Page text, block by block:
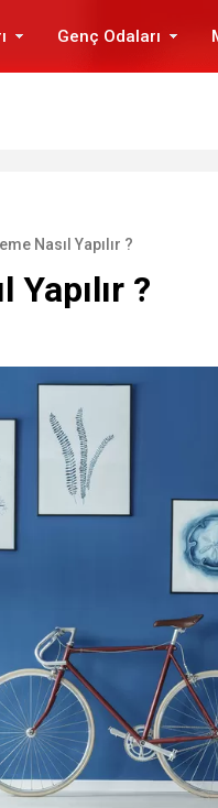
Genç Odaları
Nasıl Yapılır ?
?